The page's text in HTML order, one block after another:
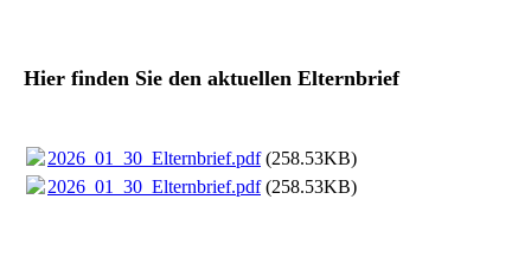
Hier finden Sie den aktuellen Elternbrief
2026_01_30_Elternbrief.pdf(258.53KB)
2026_01_30_Elternbrief.pdf(258.53KB)